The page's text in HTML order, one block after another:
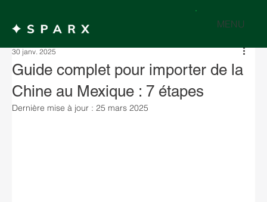
MENU
Guide complet pour importer de la
Chine au Mexique : 7 étapes
30 janv. 2025
Dernière mise à jour : 25 mars 2025